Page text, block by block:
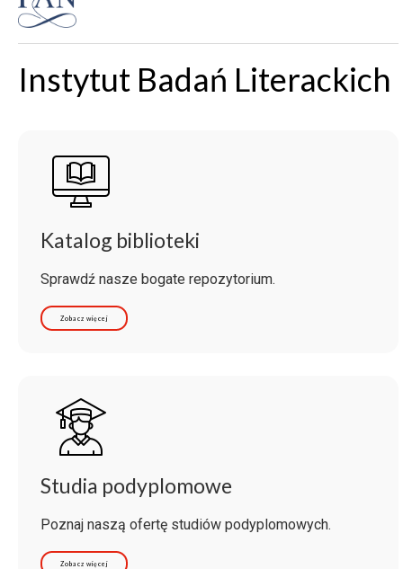
Instytut Badań Literackich
Katalog biblioteki
Sprawdź nasze bogate repozytorium.
Zobacz więcej
Studia podyplomowe
Poznaj naszą ofertę studiów podyplomowych.
Zobacz więcej